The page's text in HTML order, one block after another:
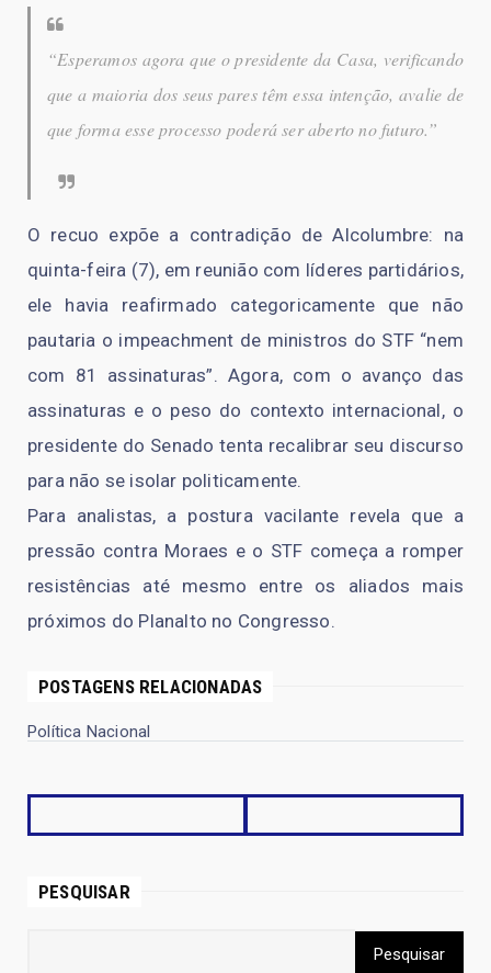
“Esperamos agora que o presidente da Casa, verificando
que a maioria dos seus pares têm essa intenção, avalie de
que forma esse processo poderá ser aberto no futuro.”
O recuo expõe a contradição de Alcolumbre: na
quinta-feira (7), em reunião com líderes partidários,
ele havia reafirmado categoricamente que não
pautaria o impeachment de ministros do STF “nem
com 81 assinaturas”. Agora, com o avanço das
assinaturas e o peso do contexto internacional, o
presidente do Senado tenta recalibrar seu discurso
para não se isolar politicamente.
Para analistas, a postura vacilante revela que a
pressão contra Moraes e o STF começa a romper
resistências até mesmo entre os aliados mais
próximos do Planalto no Congresso.
POSTAGENS RELACIONADAS
Política Nacional
PESQUISAR